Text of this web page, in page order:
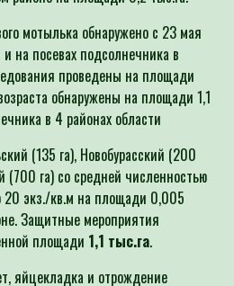
мотылька обнаружено с 23 мая
на посевах подсолнечника в
проведены на площади
обнаружены на площади 1,1
в 4 районах области
(135 га), Новобурасский (200
(700 га) со средней численностью
20 экз./кв.м на площади 0,005
Защитные мероприятия
площади1,1 тыс.га.
яйцекладка и отрождение